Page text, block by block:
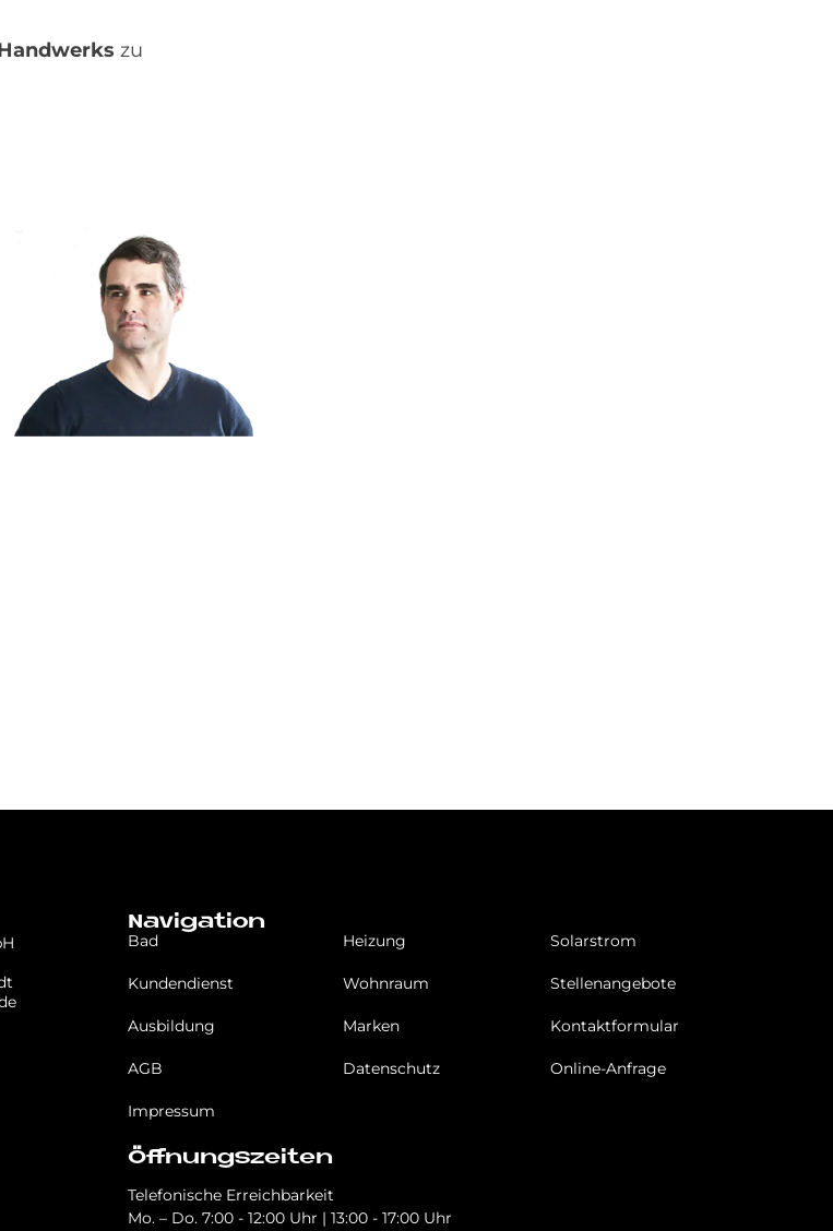
zu
Navigation
Bad Heizung Solarstrom
Kundendienst Wohnraum Stellenangebote
Ausbildung Marken Kontaktformular
AGB Datenschutz Online-Anfrage
Impressum
Öffnungszeiten
Telefonische Erreichbarkeit
Mo. – Do. 7:00 - 12:00 Uhr | 13:00 - 17:00 Uhr